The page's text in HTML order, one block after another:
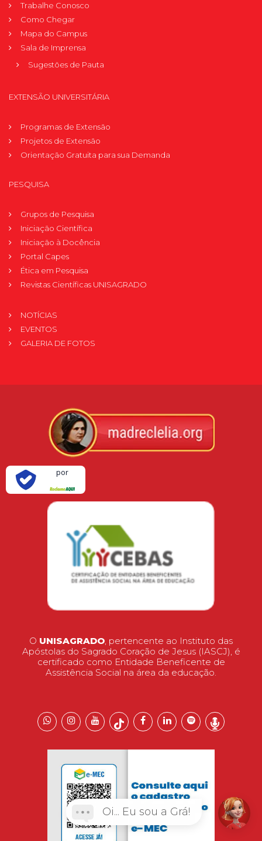
Trabalhe Conosco
Como Chegar
Mapa do Campus
Sala de Imprensa
Sugestões de Pauta
EXTENSÃO UNIVERSITÁRIA
Programas de Extensão
Projetos de Extensão
Orientação Gratuita para sua Demanda
PESQUISA
Grupos de Pesquisa
Iniciação Científica
Iniciação à Docência
Portal Capes
Ética em Pesquisa
Revistas Científicas UNISAGRADO
NOTÍCIAS
EVENTOS
GALERIA DE FOTOS
por
O UNISAGRADO, pertencente ao Instituto das
Apóstolas do Sagrado Coração de Jesus (IASCJ), é
certificado como Entidade Beneficente de
Assistência Social na área da educação.
Oi... Eu sou a Grá!